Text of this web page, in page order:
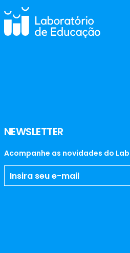
NEWSLETTER
Acompanhe as novidades do